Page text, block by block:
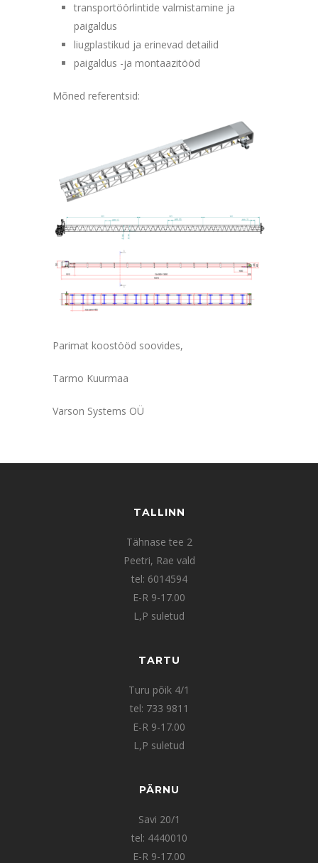
transportöörlintide valmistamine ja
paigaldus
liugplastikud ja erinevad detailid
paigaldus -ja montaazitööd
Mõned referentsid:
Parimat koostööd soovides,
Tarmo Kuurmaa
Varson Systems OÜ
TALLINN
Tähnase tee 2
Peetri, Rae vald
tel: 6014594
E-R 9-17.00
L,P suletud
TARTU
Turu põik 4/1
tel: 733 9811
E-R 9-17.00
L,P suletud
PÄRNU
Savi 20/1
tel: 4440010
E-R 9-17.00